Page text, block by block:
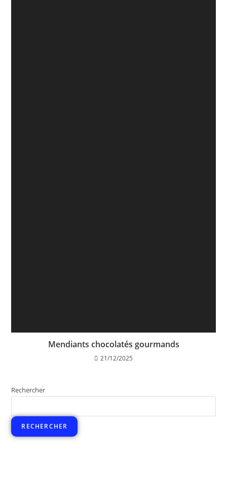
Mendiants chocolatés gourmands
21/12/2025
Rechercher
RECHERCHER